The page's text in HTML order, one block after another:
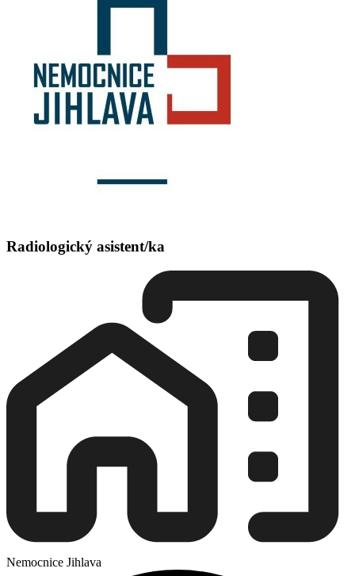
Radiologický asistent/ka
Nemocnice Jihlava